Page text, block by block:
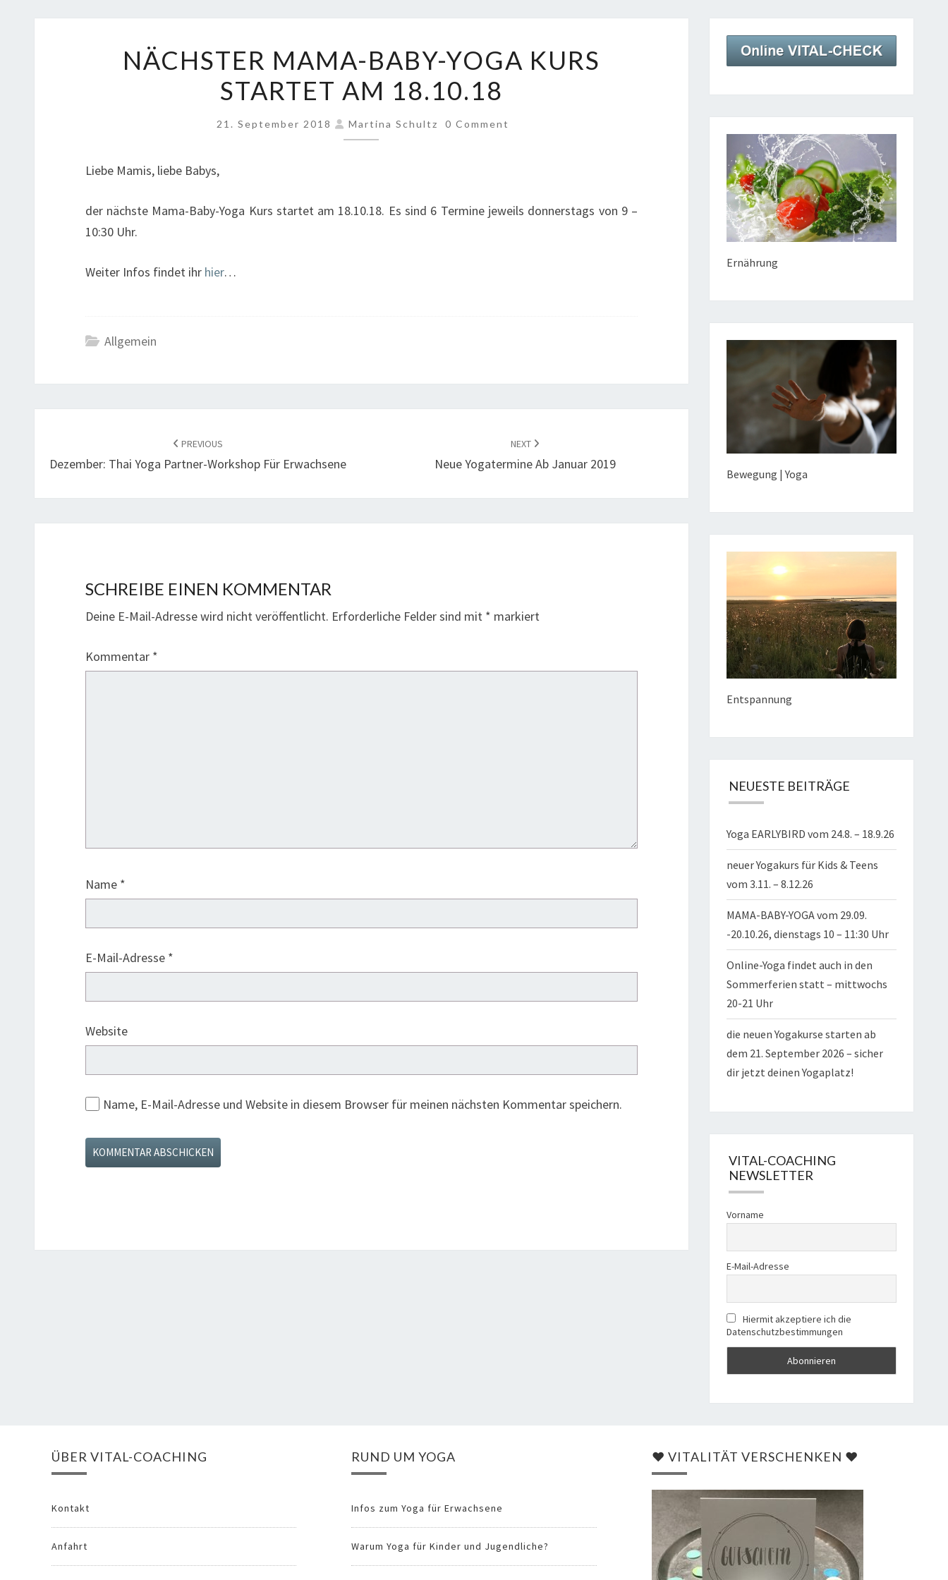
MAMA-
BABY-
YOGA
KURS
NÄCHSTER MAMA-BABY-YOGA KURS
STARTET AM 18.10.18
21. September 2018 Martina Schultz COMMENTS
0 Comment
Liebe Mamis, liebe Babys,
der nächste Mama-Baby-Yoga Kurs startet am 18.10.18. Es sind 6 Termine jeweils donnerstags von 9 –
10:30 Uhr.
Weiter Infos findet ihr hier…
Allgemein
PREVIOUS
Dezember: Thai Yoga Partner-Workshop Für Erwachsene
NEXT
Neue Yogatermine Ab Januar 2019
SCHREIBE EINEN KOMMENTAR
Deine E-Mail-Adresse wird nicht veröffentlicht. Erforderliche Felder sind mit * markiert
Kommentar *
Name *
E-Mail-Adresse *
Website
Name, E-Mail-Adresse und Website in diesem Browser für meinen nächsten Kommentar speichern.
Ernährung
Bewegung | Yoga
Entspannung
NEUESTE BEITRÄGE
Yoga EARLYBIRD vom 24.8. – 18.9.26
neuer Yogakurs für Kids & Teens
vom 3.11. – 8.12.26
MAMA-BABY-YOGA vom 29.09.
-20.10.26, dienstags 10 – 11:30 Uhr
Online-Yoga findet auch in den
Sommerferien statt – mittwochs
20-21 Uhr
die neuen Yogakurse starten ab
dem 21. September 2026 – sicher
dir jetzt deinen Yogaplatz!
VITAL-COACHING
NEWSLETTER
Vorname
E-Mail-Adresse
Hiermit akzeptiere ich die
Datenschutzbestimmungen
ÜBER VITAL-COACHING
Kontakt
Anfahrt
RUND UM YOGA
Infos zum Yoga für Erwachsene
Warum Yoga für Kinder und Jugendliche?
♥ VITALITÄT VERSCHENKEN ♥